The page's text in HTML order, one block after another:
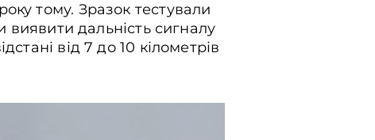
тому. Зразок тестували
виявити дальність сигналу
від 7 до 10 кілометрів